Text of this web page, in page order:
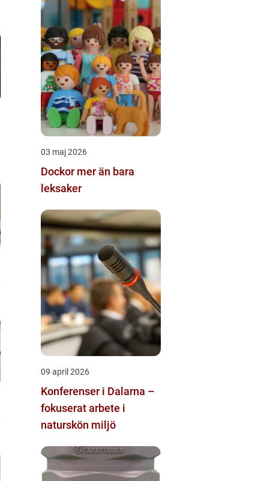
03 maj 2026
Dockor mer än bara
leksaker
09 april 2026
Konferenser i Dalarna –
fokuserat arbete i
naturskön miljö